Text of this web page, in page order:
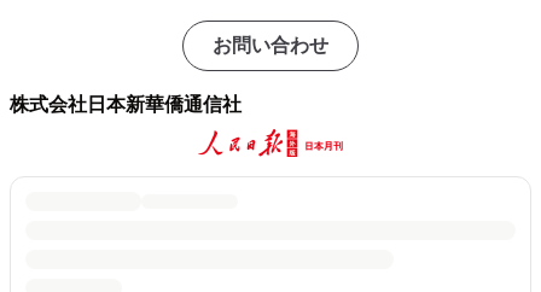
お問い合わせ
株式会社日本新華僑通信社